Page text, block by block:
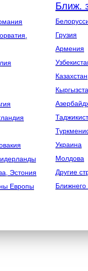
Грузия
Армения
Казахстан
Украина
Молдова
Другие
Ближнего
Ближ.
Эстония
Европы